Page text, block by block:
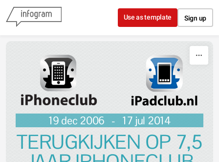
Skip to content
Use as template Sign up
19 dec 2006 - 17 jul 2014
TERUGKIJKEN OP 7,5